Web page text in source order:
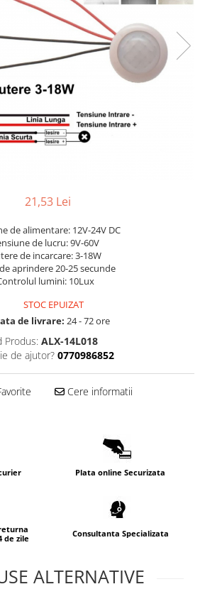
PIR
21,53 Lei
de alimentare: 12V-24V DC
de lucru: 9V-60V
de incarcare: 3-18W
aprindere 20-25 secunde
lumini: 10Lux
STOC EPUIZAT
de livrare: 24 - 72 ore
Produs: ALX-14L018
de ajutor? 0770986852
Cere informatii
Plata online Securizata
de zile
Consultanta Specializata
ALTERNATIVE